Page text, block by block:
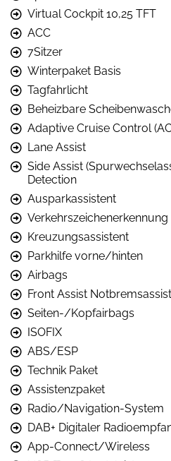
Virtual Cockpit 10,25 TFT
ACC
7Sitzer
Winterpaket Basis
Tagfahrlicht
Beheizbare
Adaptive Cruise Control
Lane Assist
Side Assist
Detection
Ausparkassistent
Verkehrszeichenerkennung
Kreuzungsassistent
Parkhilfe vorne/hinten
Airbags
Front Assist
Seiten-/Kopfairbags
ISOFIX
ABS/ESP
Technik Paket
Assistenzpaket
Radio/Navigation-System
DAB+ Digitaler
App-Connect/Wireless